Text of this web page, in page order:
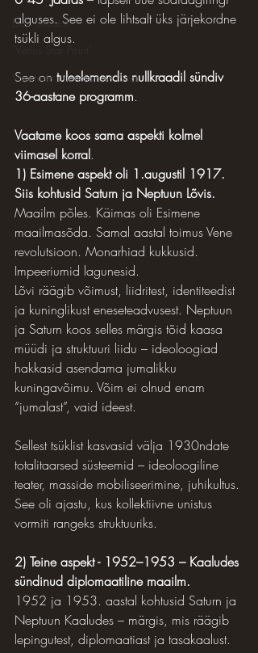
Elust enesest
"Venus Star Point"
Väärtuste uuendamise lood
alguses. See ei ole lihtsalt üks järjekordne
tsükli algus.
See on tuleelemendis nullkraadil sündiv
36-aastane programm.
Vaatame koos sama aspekti kolmel
viimasel korral.
1) Esimene aspekt oli 1.augustil 1917.
Siis kohtusid Saturn ja Neptuun Lõvis.
Maailm põles. Käimas oli Esimene
maailmasõda. Samal aastal toimus Vene
revolutsioon. Monarhiad kukkusid.
Impeeriumid lagunesid.
Lõvi räägib võimust, liidritest, identiteedist
ja kuninglikust eneseteadvusest. Neptuun
ja Saturn koos selles märgis tõid kaasa
müüdi ja struktuuri liidu – ideoloogiad
hakkasid asendama jumalikku
kuningavõimu. Võim ei olnud enam
“jumalast”, vaid ideest.
Sellest tsüklist kasvasid välja 1930ndate
totalitaarsed süsteemid – ideoloogiline
teater, masside mobiliseerimine, juhikultus.
See oli ajastu, kus kollektiivne unistus
vormiti rangeks struktuuriks.
2) Teine aspekt - 1952–1953 – Kaaludes
sündinud diplomaatiline maailm.
1952 ja 1953. aastal kohtusid Saturn ja
Neptuun Kaaludes – märgis, mis räägib
lepingutest, diplomaatiast ja tasakaalust.